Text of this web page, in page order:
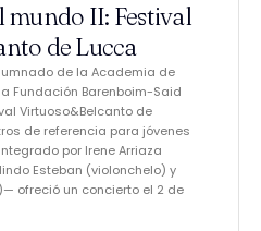
mundo II: Festival
de Lucca
de la Academia de
Fundación Barenboim-Said
Virtuoso&Belcanto de
de referencia para jóvenes
por Irene Arriaza
Esteban (violonchelo) y
ofreció un concierto el 2 de